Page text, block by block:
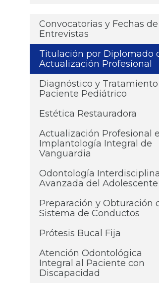
Convocatorias y Fechas de
Entrevistas
Titulación por Diplomado
Actualización Profesional
Diagnóstico y
Paciente Pediátrico
Estética Restauradora
Actualización Profesional
Implantología Integral de
Vanguardia
Odontología
Avanzada del Adolescente
Preparación y Obturación
Sistema de Conductos
Prótesis Bucal Fija
Atención Odontológica
Integral al Paciente con
Discapacidad